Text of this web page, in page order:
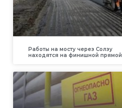
Работы на мосту через Солзу
находятся на финишной прямой